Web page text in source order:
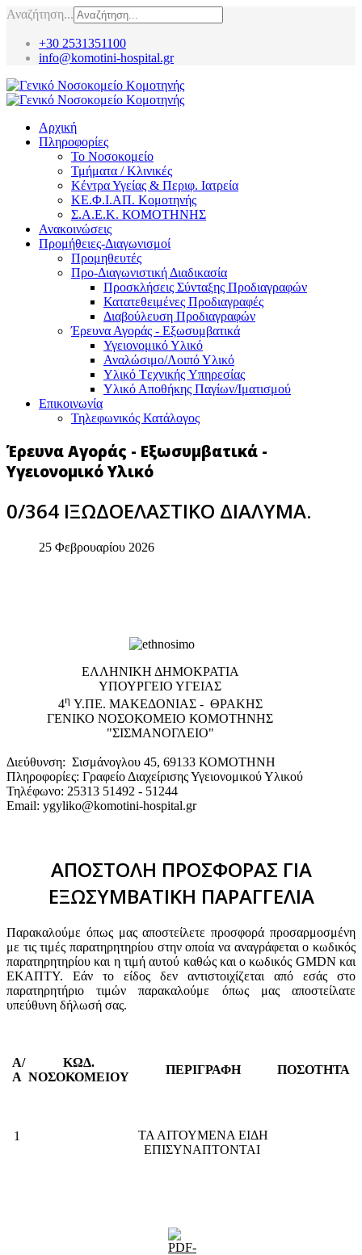
Αναζήτηση...
+30 2531351100
info@komotini-hospital.gr
Αρχική
Πληροφορίες
Το Νοσοκομείο
Τμήματα / Κλινικές
Κέντρα Υγείας & Περιφ. Ιατρεία
ΚΕ.Φ.Ι.ΑΠ. Κομοτηνής
Σ.Α.Ε.Κ. ΚΟΜΟΤΗΝΗΣ
Ανακοινώσεις
Προμήθειες-Διαγωνισμοί
Προμηθευτές
Προ-Διαγωνιστική Διαδικασία
Προσκλήσεις Σύνταξης Προδιαγραφών
Κατατεθειμένες Προδιαγραφές
Διαβούλευση Προδιαγραφών
Έρευνα Αγοράς - Εξωσυμβατικά
Υγειονομικό Υλικό
Αναλώσιμο/Λοιπό Υλικό
Υλικό Tεχνικής Yπηρεσίας
Υλικό Αποθήκης Παγίων/Ιματισμού
Επικοινωνία
Τηλεφωνικός Κατάλογος
Έρευνα Αγοράς - Εξωσυμβατικά -
Υγειονομικό Υλικό
0/364 ΙΞΩΔΟΕΛΑΣΤΙΚΟ ΔΙΑΛΥΜΑ.
25 Φεβρουαρίου 2026
EΛΛΗΝΙΚΗ ΔΗΜΟΚΡΑΤΙΑ
ΥΠΟΥΡΓΕΙΟ ΥΓΕΙΑΣ
4η Υ.ΠΕ. ΜΑΚΕΔΟΝΙΑΣ - ΘΡΑΚΗΣ
ΓΕΝΙΚΟ NΟΣΟΚΟΜΕΙΟ ΚΟΜΟΤΗΝΗΣ
"ΣΙΣΜΑΝΟΓΛΕΙΟ"
Διεύθυνση: Σισμάνογλου 45, 69133 ΚΟΜΟΤΗΝΗ
Πληροφορίες: Γραφείο Διαχείρισης Υγειονομικού Υλικού
Τηλέφωνο: 25313 51492 - 51244
Email: ygyliko@komotini-hospital.gr
ΑΠΟΣΤΟΛΗ ΠΡΟΣΦΟΡΑΣ ΓΙΑ
ΕΞΩΣΥΜΒΑΤΙΚΗ ΠΑΡΑΓΓΕΛΙΑ
Παρακαλούμε όπως μας αποστείλετε προσφορά προσαρμοσμένη
με τις τιμές παρατηρητηρίου στην οποία να αναγράφεται ο κωδικός
παρατηρητηρίου και η τιμή αυτού καθώς και ο κωδικός GMDN και
ΕΚΑΠΤΥ. Εάν το είδος δεν αντιστοιχίζεται από εσάς στο
παρατηρητήριο τιμών παρακαλούμε όπως μας αποστείλατε
υπεύθυνη δήλωσή σας.
Α/
Α
ΚΩΔ.
ΝΟΣΟΚΟΜΕΙΟΥ
ΠΕΡΙΓΡΑΦΗ ΠΟΣΟΤΗΤΑ
1
ΤΑ ΑΙΤΟΥΜΕΝΑ ΕΙΔΗ
ΕΠΙΣΥΝΑΠΤΟΝΤΑΙ